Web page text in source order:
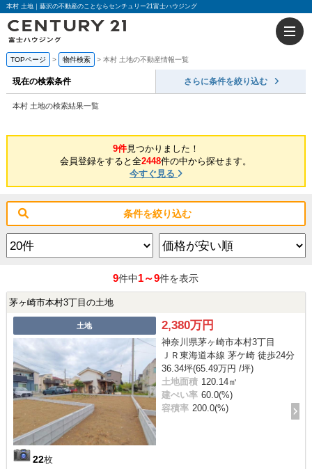
本村 土地｜藤沢の不動産のことならセンチュリー21富士ハウジング
TOPページ 物件検索 本村 土地の不動産情報一覧
現在の検索条件 さらに条件を絞り込む
本村 土地の検索結果一覧
9件見つかりました！
会員登録をすると全2448件の中から探せます。
今すぐ見る
条件を絞り込む
9件中1～9件を表示
茅ヶ崎市本村3丁目の土地
土地
22枚
2,380万円
神奈川県茅ヶ崎市本村3丁目
ＪＲ東海道本線 茅ケ崎 徒歩24分
36.34坪(65.49万円 /坪)
土地面積 120.14㎡
建ぺい率 60.0(%)
容積率 200.0(%)